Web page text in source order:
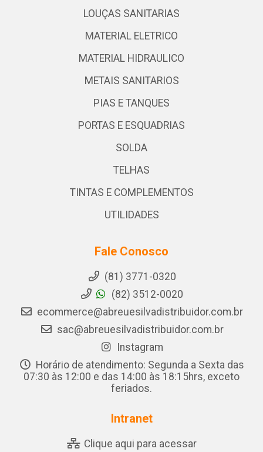
LOUÇAS SANITARIAS
MATERIAL ELETRICO
MATERIAL HIDRAULICO
METAIS SANITARIOS
PIAS E TANQUES
PORTAS E ESQUADRIAS
SOLDA
TELHAS
TINTAS E COMPLEMENTOS
UTILIDADES
Fale Conosco
(81) 3771-0320
(82) 3512-0020
ecommerce@abreuesilvadistribuidor.com.br
sac@abreuesilvadistribuidor.com.br
Instagram
Horário de atendimento: Segunda a Sexta das
07:30 às 12:00 e das 14:00 às 18:15hrs, exceto
feriados.
Intranet
Clique aqui para acessar